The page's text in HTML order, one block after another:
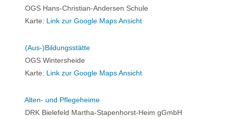
OGS Hans-Christian-Andersen Schule
Karte: Link zur Google Maps Ansicht
(Aus-)Bildungsstätte
OGS Wintersheide
Karte: Link zur Google Maps Ansicht
Alten- und Pflegeheime
DRK Bielefeld Martha-Stapenhorst-Heim gGmbH